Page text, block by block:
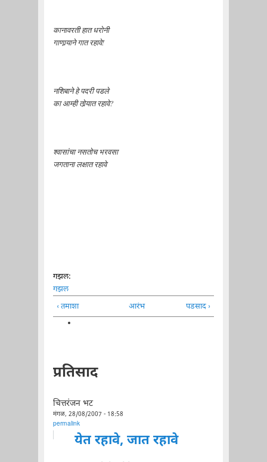
कानावरती हात धरोनी
गाणार्‍याने गात रहावे!
नशिबाने हे पदरी पडले
का आम्ही तोर्‍यात रहावे?
श्वासांचा नसतोच भरवसा
जगताना लक्षात रहावे
गझल:
गझल
‹ तमाशा
आरंभ पडसाद ›
प्रतिसाद
चित्तरंजन भट
मंगळ, 28/08/2007 - 18:58
permalink
येत रहावे, जात रहावे